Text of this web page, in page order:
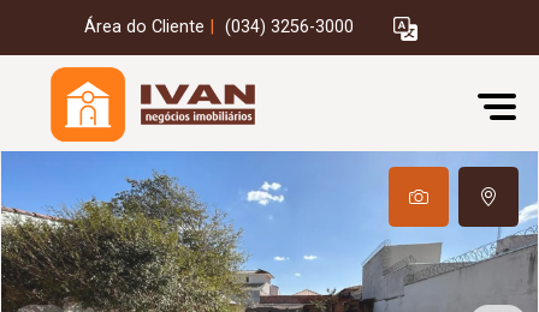
Área do Cliente (034) 3256-3000